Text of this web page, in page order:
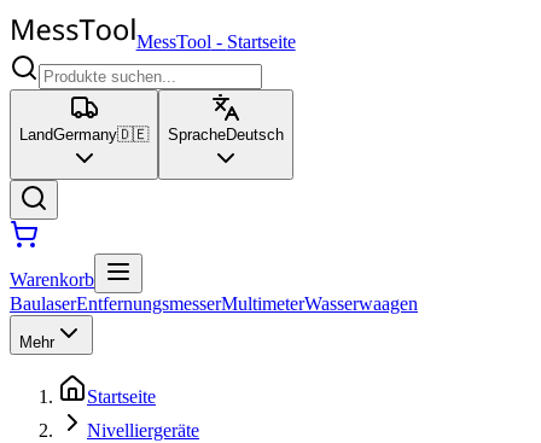
MessTool - Startseite
LandGermany🇩🇪 SpracheDeutsch
Warenkorb
BaulaserEntfernungsmesserMultimeterWasserwaagen
Mehr
Startseite
Nivelliergeräte